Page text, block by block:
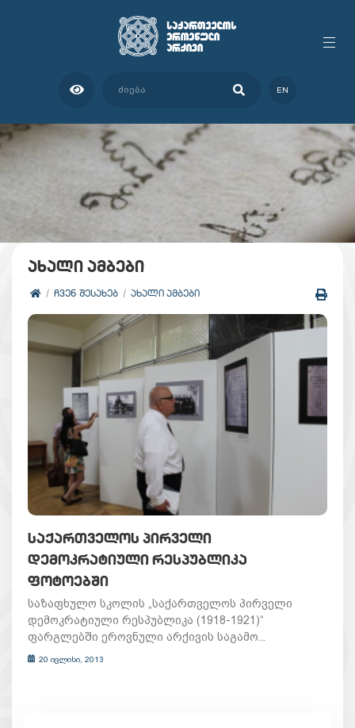
EN
ახალი ამბები
ᲩᲕᲔᲜ ᲨᲔᲡᲐᲮᲔᲑ ᲐᲮᲐᲚᲘ ᲐᲛᲑᲔᲑᲘ
ᲡᲐᲥᲐᲠᲗᲕᲔᲚᲝᲡ ᲞᲘᲠᲕᲔᲚᲘ
ᲓᲔᲛᲝᲙᲠᲐᲢᲘᲣᲚᲘ ᲠᲔᲡᲞᲣᲑᲚᲘᲙᲐ
ᲤᲝᲢᲝᲔᲑᲨᲘ
საზაფხულო სკოლის „საქართველოს პირველი
დემოკრატიული რესპუბლიკა (1918-1921)“
ფარგლებში ეროვნული არქივის საგამო...
20 ივლისი, 2013